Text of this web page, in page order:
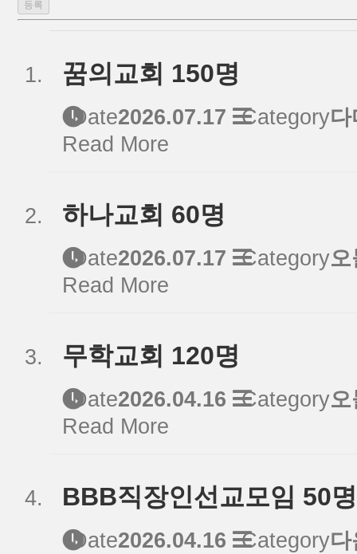
꿈의교회 150명
Date2026.07.17 Category
Read More
하나교회 60명
Date2026.07.17 Category
Read More
무학교회 120명
Date2026.04.16 Category
Read More
BBB직장인선교모임 50명
Date2026.04.16 Category